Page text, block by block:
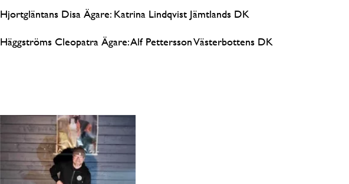
Hjortgläntans Disa Ägare: Katrina Lindqvist Jämtlands DK
Häggströms Cleopatra Ägare: Alf Pettersson Västerbottens DK